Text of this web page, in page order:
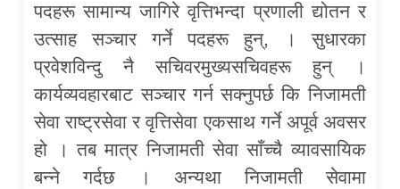
पदहरू सामान्य जागिरे वृत्तिभन्दा प्रणाली द्योतन र
उत्साह सञ्चार गर्ने पदहरू हुन्, । सुधारका
प्रवेशविन्दु नै सचिवरमुख्यसचिवहरू हुन् ।
कार्यव्यवहारबाट सञ्चार गर्न सक्नुपर्छ कि निजामती
सेवा राष्ट्रसेवा र वृत्तिसेवा एकसाथ गर्ने अपूर्व अवसर
हो । तब मात्र निजामती सेवा साँच्चै व्यावसायिक
बन्ने गर्दछ । अन्यथा निजामती सेवामा